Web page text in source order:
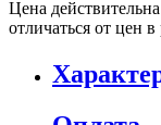
Цена
отличаться от цен